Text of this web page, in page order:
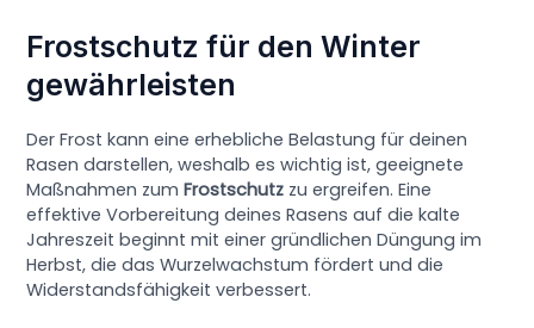
Frostschutz für den Winter
gewährleisten
Der Frost kann eine erhebliche Belastung für deinen
Rasen darstellen, weshalb es wichtig ist, geeignete
Maßnahmen zumFrostschutz zu ergreifen. Eine
effektive Vorbereitung deines Rasens auf die kalte
Jahreszeit beginnt mit einer gründlichen Düngung im
Herbst, die das Wurzelwachstum fördert und die
Widerstandsfähigkeit verbessert.